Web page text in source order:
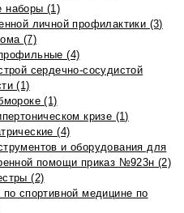
наборы (1)
личной профилактики (3)
(7)
(4)
сердечно-сосудистой
(1)
(1)
кризе (1)
(4)
и оборудования для
помощи приказ №923н (2)
(2)
по спортивной медицине по